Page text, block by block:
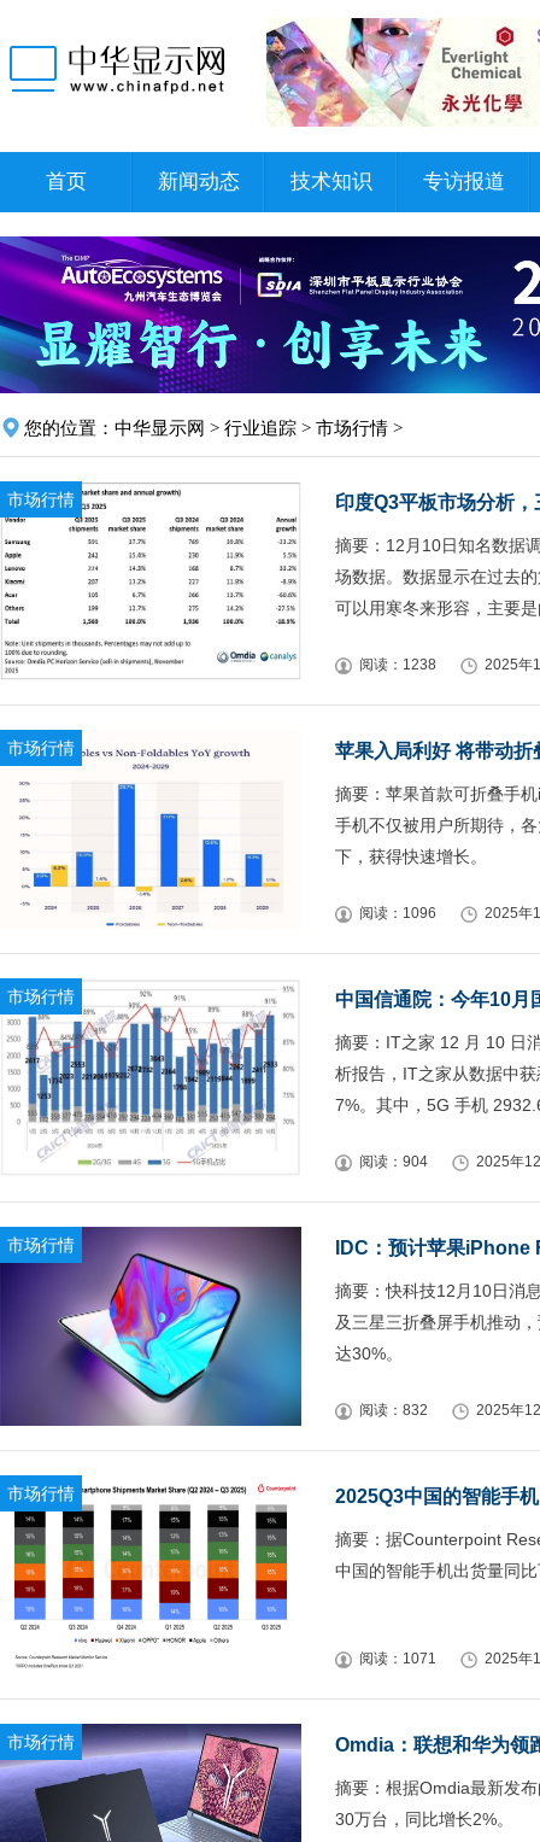
首页 新闻动态 技术知识 专访报道
您的位置： 中华显示网 > 行业追踪 > 市场行情 >
市场行情 印度Q3平板市场分析
摘要：12月10日知名数据
场数据。数据显示在过去
可以用寒冬来形容，主要
阅读：1238 2025年
市场行情 苹果入局利好 将带动
摘要：苹果首款可折叠手
手机不仅被用户所期待，
下，获得快速增长。
阅读：1096 2025年
市场行情 中国信通院：今年10月
摘要：IT之家 12 月 10 日
析报告，IT之家从数据中
7%。其中，5G 手机
阅读：904 2025年
市场行情
摘要：快科技12月10日消
及三星三折叠屏手机推动
达30%。
阅读：832 2025年
市场行情 2025Q3中国的智能手
摘要：据Counterpoint
中国的智能手机出货量同
阅读：1071 2025年
市场行情 Omdia：联想和华为领
摘要：根据Omdia最新发
30万台，同比增长2%。